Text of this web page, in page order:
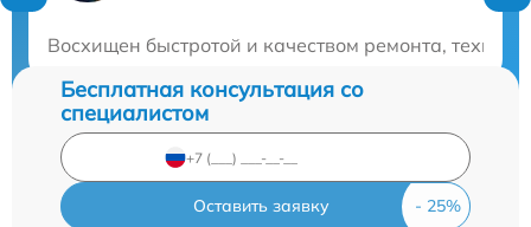
Восхищен быстротой и качеством ремонта,
Бесплатная консультация со
специалистом
Оставить заявку